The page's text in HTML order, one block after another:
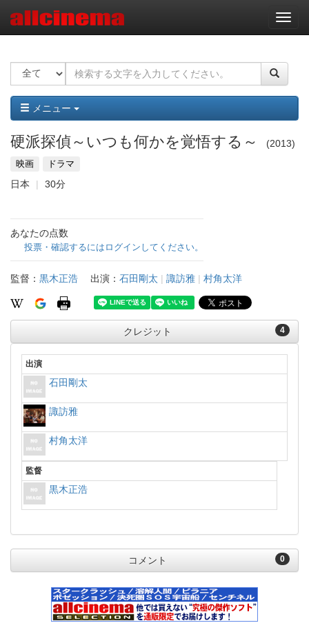
ナ
ビ
ー
ョ
ン
メニュー
硬派探偵～いつも何かを覚悟する～ 2013
映画 ドラマ
日本 30分
あなたの点数
投票・確認するにはログインしてください。
監督： 黒木正浩 出演： 石田剛太 | 諏訪雅 | 村角太洋
4
クレジット
出演
石田剛太
諏訪雅
村角太洋
監督
黒木正浩
0
コメント